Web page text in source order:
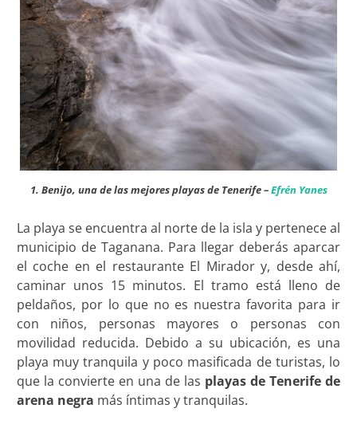
1. Benijo, una de las mejores playas de Tenerife –Efrén Yanes
La playa se encuentra al norte de la isla y pertenece al
municipio de Taganana. Para llegar deberás aparcar
el coche en el restaurante El Mirador y, desde ahí,
caminar unos 15 minutos. El tramo está lleno de
peldaños, por lo que no es nuestra favorita para ir
con niños, personas mayores o personas con
movilidad reducida. Debido a su ubicación, es una
playa muy tranquila y poco masificada de turistas, lo
que la convierte en una de las playas de Tenerife de
arena negra más íntimas y tranquilas.